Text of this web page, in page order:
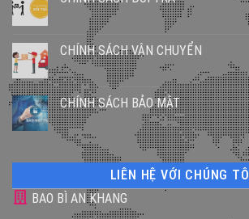
CHÍNH SÁCH VẬN CHUYỂN
CHÍNH SÁCH BẢO MẬT
LIÊN HỆ VỚI CHÚNG TÔI
BAO BÌ AN KHANG